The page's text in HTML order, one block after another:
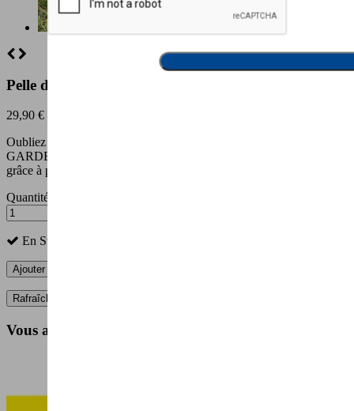
Pelle de jardin GARDENIZER 4-en-1
29,90 €
Oubliez tous vos outils encombrants ! La pelle multifonction
GARDENIZER 4-en-1 va remplacer toute la panoplie du jardinier
grâce à plusieurs outils pratiques intégrés dans le manche !
Quantité
En Stock
Ajouter au panier
Vous aimerez aussi